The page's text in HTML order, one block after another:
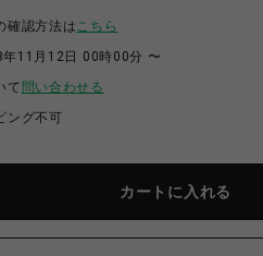
確認方法はこちら
11月12日 00時00分 〜
て 問い合わせる
ング不可
カートに入れる